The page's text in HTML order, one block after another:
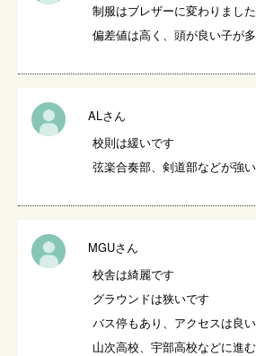
制服はブレザーに変わりました
偏差値は高く、頭が良い子が
ALさん
校則は緩いです
弦楽合奏部、剣道部などが強
MGUさん
校舎は綺麗です
グラウンドは狭いです
バス停もあり、アクセスは良い
山次高校、宇部高校などに進